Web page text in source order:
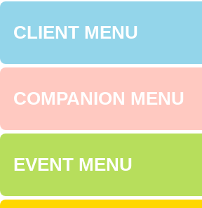
CLIENT MENU
COMPANION MENU
EVENT MENU